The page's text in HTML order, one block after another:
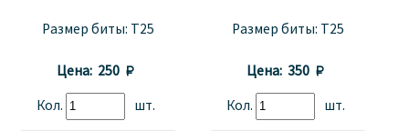
Размер биты: T25
Цена: 250 
Кол. шт.
Размер биты: T25
Цена: 350 
Кол. шт.